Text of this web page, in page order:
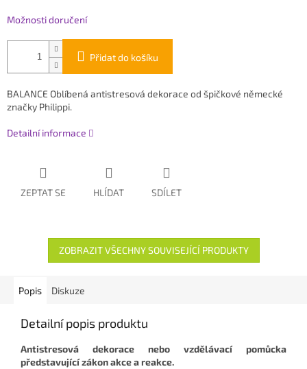
Možnosti doručení
Přidat do košíku
BALANCE Oblíbená antistresová dekorace od špičkové německé
značky Philippi.
Detailní informace
ZEPTAT SE HLÍDAT SDÍLET
ZOBRAZIT VŠECHNY SOUVISEJÍCÍ PRODUKTY
Popis Diskuze
Detailní popis produktu
Antistresová dekorace nebo vzdělávací pomůcka
představující zákon akce a reakce.